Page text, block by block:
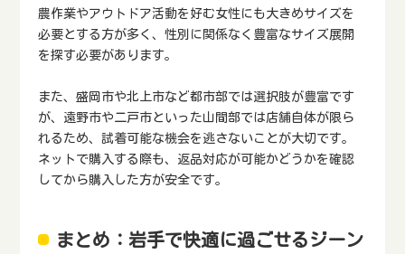
農作業やアウトドア活動を好む女性にも大きめサイズを
必要とする方が多く、性別に関係なく豊富なサイズ展開
を探す必要があります。
また、盛岡市や北上市など都市部では選択肢が豊富です
が、遠野市や二戸市といった山間部では店舗自体が限ら
れるため、試着可能な機会を逃さないことが大切です。
ネットで購入する際も、返品対応が可能かどうかを確認
してから購入した方が安全です。
まとめ：岩手で快適に過ごせるジーン